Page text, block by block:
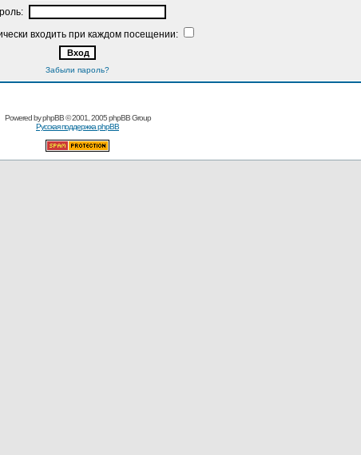
входить при каждом посещении:
Забыли пароль?
Powered byphpBB© 2001, 2005 phpBB Group
Русская поддержка phpBB